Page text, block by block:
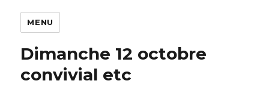
MENU
Dimanche 12 octobre
convivial etc